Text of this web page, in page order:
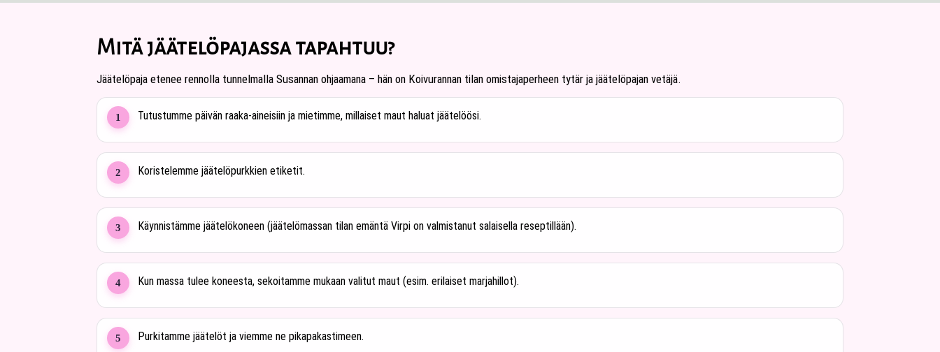
Mitä jäätelöpajassa tapahtuu?
Jäätelöpaja etenee rennolla tunnelmalla Susannan ohjaamana – hän on Koivurannan tilan omistajaperheen tytär ja jäätelöpajan vetäjä.
1 Tutustumme päivän raaka-aineisiin ja mietimme, millaiset maut haluat jäätelöösi.
2 Koristelemme jäätelöpurkkien etiketit.
3 Käynnistämme jäätelökoneen (jäätelömassan tilan emäntä Virpi on valmistanut salaisella reseptillään).
4 Kun massa tulee koneesta, sekoitamme mukaan valitut maut (esim. erilaiset marjahillot).
5 Purkitamme jäätelöt ja viemme ne pikapakastimeen.